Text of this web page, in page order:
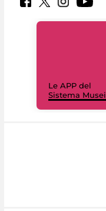
Le APP del
Sistema Musei